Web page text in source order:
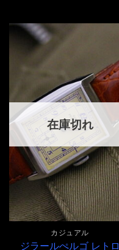
¥700,000
で
し
た。
は
在庫切れ
カジュアル
ジラールぺルゴ レトロ